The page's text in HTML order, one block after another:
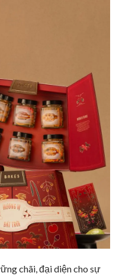
chãi, đại diện cho sự